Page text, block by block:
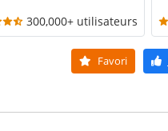
300,000+ utilisateurs
Favori